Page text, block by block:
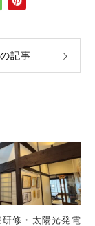
記事
修・太陽光発電